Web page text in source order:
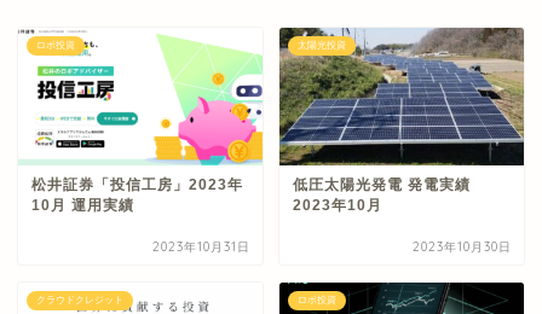
ロボ投資
松井証券「投信工房」2023年
10月 運用実績
2023年10月31日
太陽光投資
低圧太陽光発電 発電実績
2023年10月
2023年10月30日
クラウドクレジット ロボ投資